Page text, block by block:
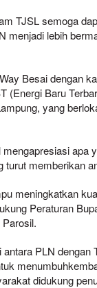
TJSL semoga
menjadi lebih
Besai dengan
(Energi Baru
yang
apa
memberikan
meningkatkan
Peraturan
PLN
didukung